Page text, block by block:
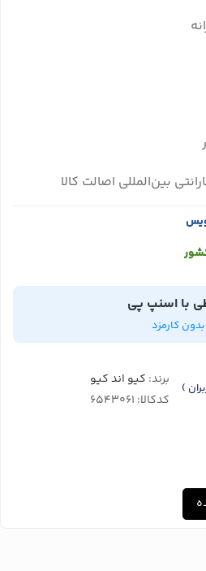
بین‌المللی اصالت کالا
با اسنپ پی
کارمزد
) برند: کیو اند کیو
کدکالا: